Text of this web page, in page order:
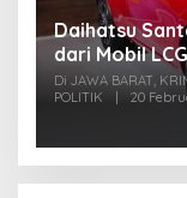
Daihatsu
dari Mobil
Di JAWA BARAT,
POLITIK
20